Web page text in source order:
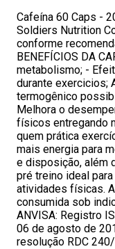
Cafeína 60 Caps -
Soldiers Nutrition
conforme
BENEFÍCIOS DA
metabolismo; -
durante exercicios;
termogênico
Melhora o
físicos entregando
quem prática
mais energia para
e disposição, além
pré treino ideal
atividades físicas.
consumida sob
ANVISA: Registro
06 de agosto de
resolução RDC